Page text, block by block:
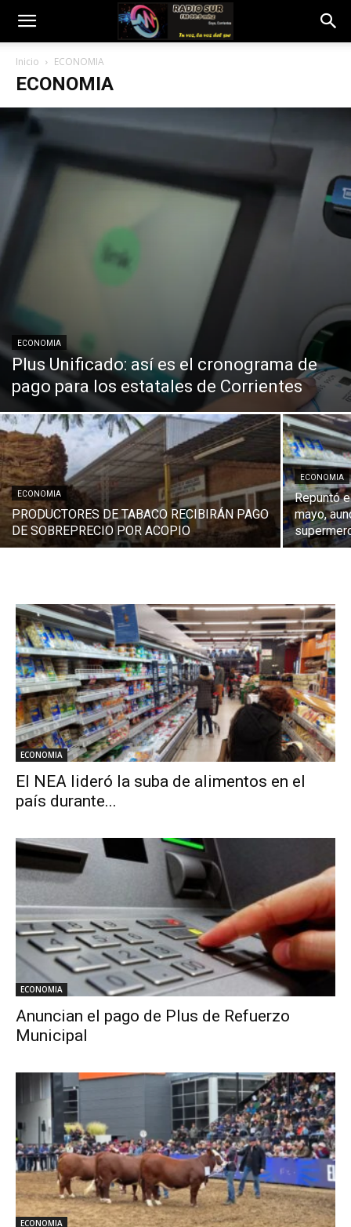
Inicio ECONOMIA
ECONOMIA
ECONOMIA
Plus Unificado: así es el cronograma de
pago para los estatales de Corrientes
ECONOMIA
PRODUCTORES DE TABACO RECIBIRÁN PAGO
DE SOBREPRECIO POR ACOPIO
ECONOMIA
Repuntó
mayo,
ECONOMIA
El NEA lideró la suba de alimentos en el
país durante...
ECONOMIA
Anuncian el pago de Plus de Refuerzo
Municipal
ECONOMIA